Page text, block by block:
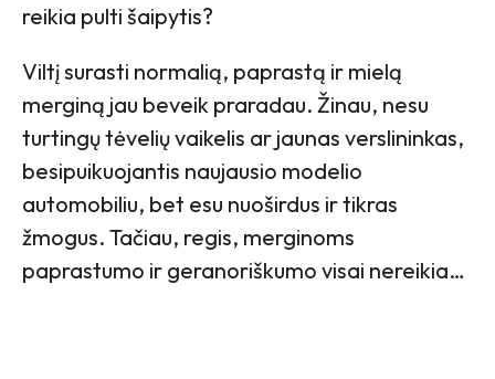
reikia pulti šaipytis?
Viltį surasti normalią, paprastą ir mielą
merginą jau beveik praradau. Žinau, nesu
turtingų tėvelių vaikelis ar jaunas verslininkas,
besipuikuojantis naujausio modelio
automobiliu, bet esu nuoširdus ir tikras
žmogus. Tačiau, regis, merginoms
paprastumo ir geranoriškumo visai nereikia…